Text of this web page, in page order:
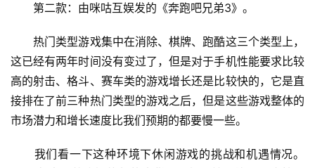
第二款：由咪咕互娱发的《奔跑吧兄弟3》。
热门类型游戏集中在消除、棋牌、跑酷这三个类型上，
这已经有两年时间没有变过了，但是对于手机性能要求比较
高的射击、格斗、赛车类的游戏增长还是比较快的，它是直
接排在了前三种热门类型的游戏之后，但是这些游戏整体的
市场潜力和增长速度比我们预期的都要慢一些。
我们看一下这种环境下休闲游戏的挑战和机遇情况。